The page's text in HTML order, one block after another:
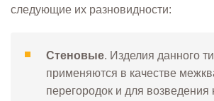
следующие их разновидности:
Стеновые. Изделия данного
применяются в качестве
перегородок и для